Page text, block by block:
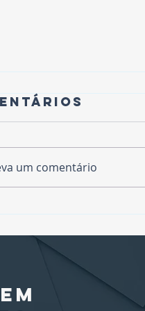
Dados -
um comentário